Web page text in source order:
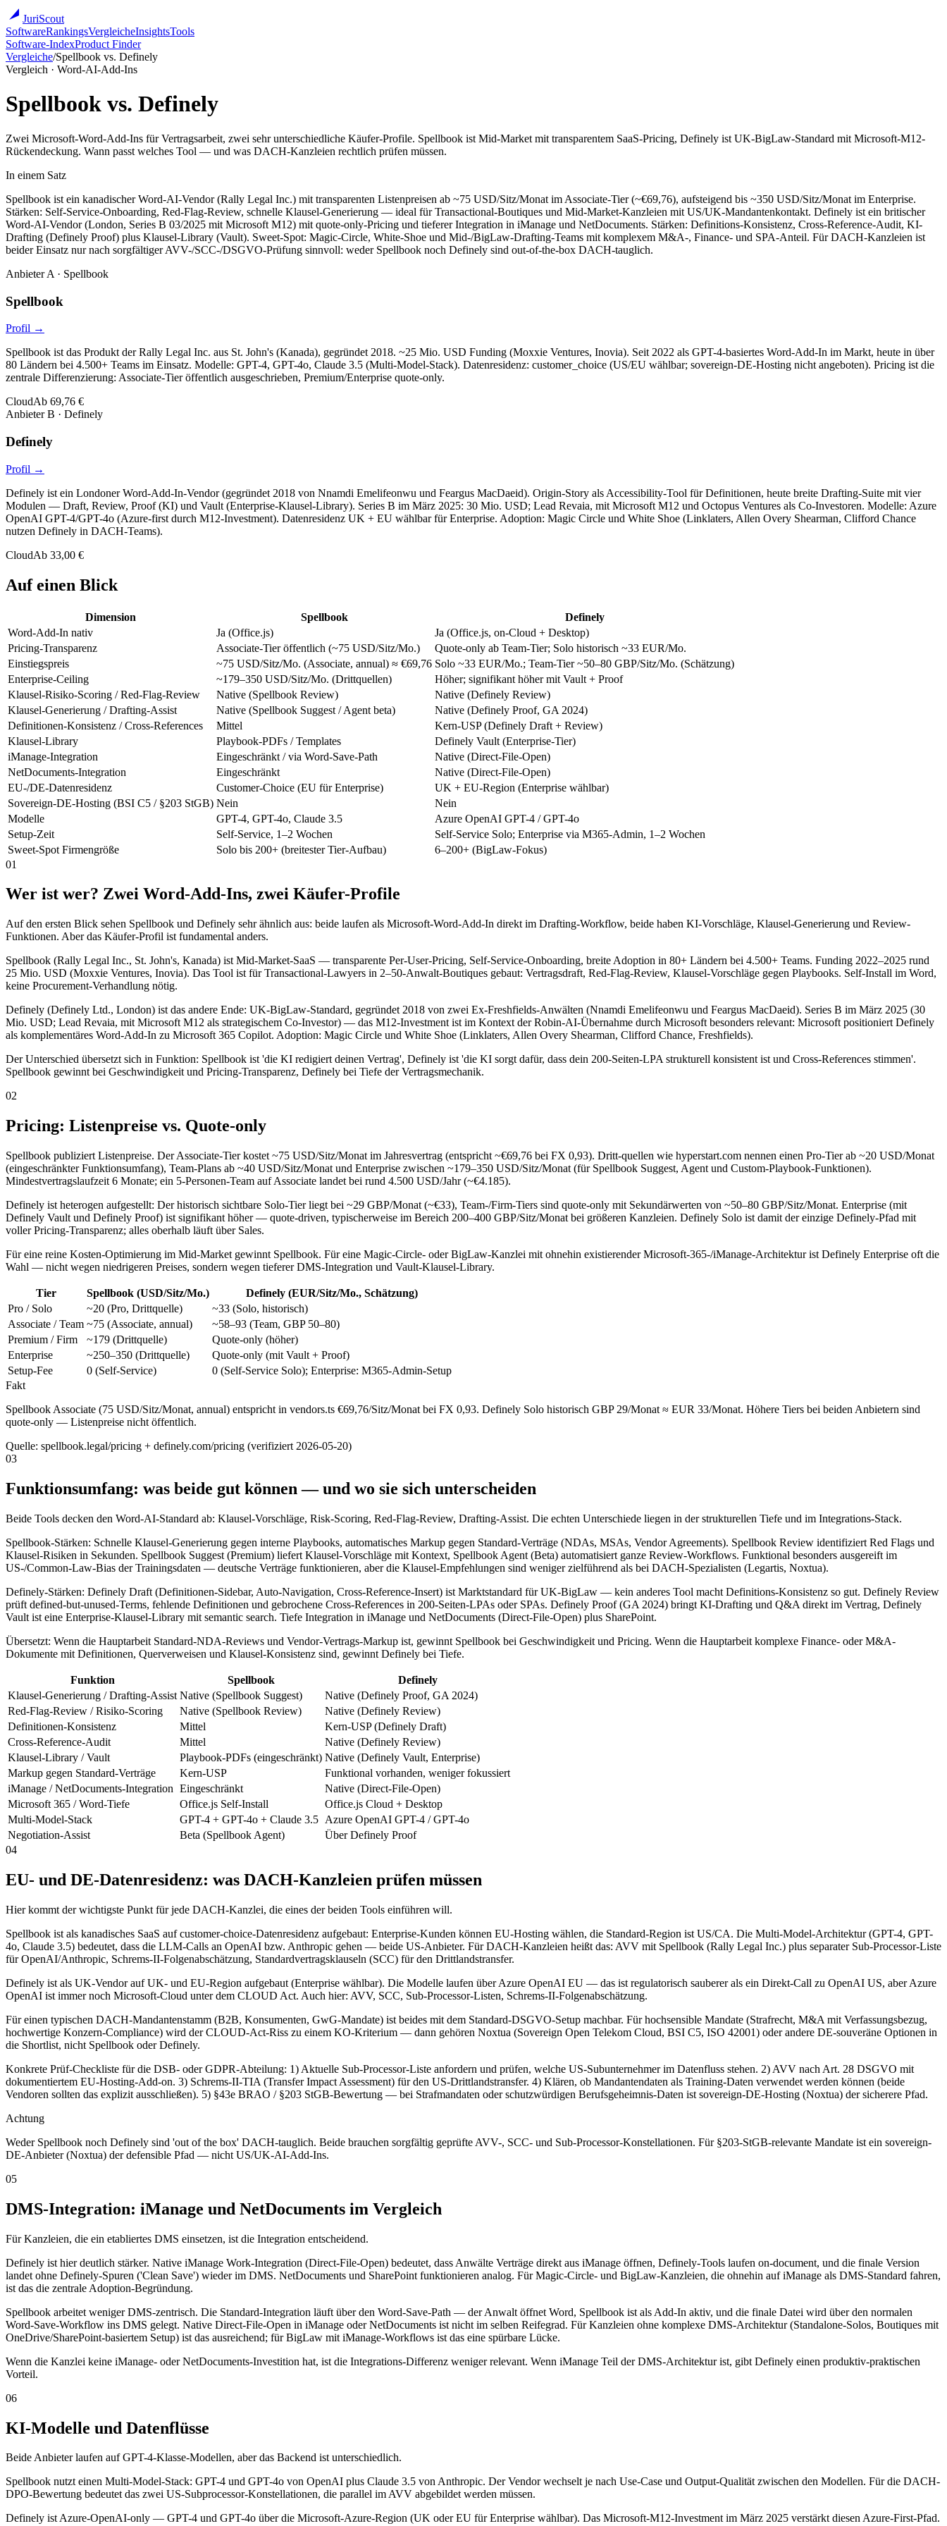
JuriScout
SoftwareRankingsVergleicheInsightsTools
Software-IndexProduct Finder
Vergleiche/Spellbook vs. Definely
Vergleich · Word-AI-Add-Ins
Spellbook vs. Definely
Zwei Microsoft-Word-Add-Ins für Vertragsarbeit, zwei sehr unterschiedliche Käufer-Profile. Spellbook ist Mid-Market mit transparentem SaaS-Pricing, Definely ist UK-BigLaw-Standard mit Microsoft-M12-
Rückendeckung. Wann passt welches Tool — und was DACH-Kanzleien rechtlich prüfen müssen.
In einem Satz
Spellbook ist ein kanadischer Word-AI-Vendor (Rally Legal Inc.) mit transparenten Listenpreisen ab ~75 USD/Sitz/Monat im Associate-Tier (~€69,76), aufsteigend bis ~350 USD/Sitz/Monat im Enterprise.
Stärken: Self-Service-Onboarding, Red-Flag-Review, schnelle Klausel-Generierung — ideal für Transactional-Boutiques und Mid-Market-Kanzleien mit US/UK-Mandantenkontakt. Definely ist ein britischer
Word-AI-Vendor (London, Series B 03/2025 mit Microsoft M12) mit quote-only-Pricing und tieferer Integration in iManage und NetDocuments. Stärken: Definitions-Konsistenz, Cross-Reference-Audit, KI-
Drafting (Definely Proof) plus Klausel-Library (Vault). Sweet-Spot: Magic-Circle, White-Shoe und Mid-/BigLaw-Drafting-Teams mit komplexem M&A-, Finance- und SPA-Anteil. Für DACH-Kanzleien ist
beider Einsatz nur nach sorgfältiger AVV-/SCC-/DSGVO-Prüfung sinnvoll: weder Spellbook noch Definely sind out-of-the-box DACH-tauglich.
AnbieterA · Spellbook
Spellbook
Profil →
Spellbook ist das Produkt der Rally Legal Inc. aus St. John's (Kanada), gegründet 2018. ~25 Mio. USD Funding (Moxxie Ventures, Inovia). Seit 2022 als GPT-4-basiertes Word-Add-In im Markt, heute in über
80 Ländern bei 4.500+ Teams im Einsatz. Modelle: GPT-4, GPT-4o, Claude 3.5 (Multi-Model-Stack). Datenresidenz: customer_choice (US/EU wählbar; sovereign-DE-Hosting nicht angeboten). Pricing ist die
zentrale Differenzierung: Associate-Tier öffentlich ausgeschrieben, Premium/Enterprise quote-only.
CloudAb 69,76 €
AnbieterB · Definely
Definely
Profil →
Definely ist ein Londoner Word-Add-In-Vendor (gegründet 2018 von Nnamdi Emelifeonwu und Feargus MacDaeid). Origin-Story als Accessibility-Tool für Definitionen, heute breite Drafting-Suite mit vier
Modulen — Draft, Review, Proof (KI) und Vault (Enterprise-Klausel-Library). Series B im März 2025: 30 Mio. USD; Lead Revaia, mit Microsoft M12 und Octopus Ventures als Co-Investoren. Modelle: Azure
OpenAI GPT-4/GPT-4o (Azure-first durch M12-Investment). Datenresidenz UK + EU wählbar für Enterprise. Adoption: Magic Circle und White Shoe (Linklaters, Allen Overy Shearman, Clifford Chance
nutzen Definely in DACH-Teams).
CloudAb 33,00 €
Auf einen Blick
Dimension Spellbook
Definely
Word-Add-In nativ
Ja (Office.js)
Ja (Office.js, on-Cloud + Desktop)
Pricing-Transparenz
Associate-Tier öffentlich (~75 USD/Sitz/Mo.)
Quote-only ab Team-Tier; Solo historisch ~33 EUR/Mo.
Einstiegspreis
~75 USD/Sitz/Mo. (Associate, annual) ≈ €69,76 Solo ~33 EUR/Mo.; Team-Tier ~50–80 GBP/Sitz/Mo. (Schätzung)
Enterprise-Ceiling
~179–350 USD/Sitz/Mo. (Drittquellen)
Höher; signifikant höher mit Vault + Proof
Klausel-Risiko-Scoring / Red-Flag-Review
Native (Spellbook Review)
Native (Definely Review)
Klausel-Generierung / Drafting-Assist
Native (Spellbook Suggest / Agent beta)
Native (Definely Proof, GA 2024)
Definitionen-Konsistenz / Cross-References
Mittel
Kern-USP (Definely Draft + Review)
Klausel-Library
Playbook-PDFs / Templates
Definely Vault (Enterprise-Tier)
iManage-Integration
Eingeschränkt / via Word-Save-Path
Native (Direct-File-Open)
NetDocuments-Integration
Eingeschränkt
Native (Direct-File-Open)
EU-/DE-Datenresidenz
Customer-Choice (EU für Enterprise)
UK + EU-Region (Enterprise wählbar)
Sovereign-DE-Hosting (BSI C5 / §203 StGB) Nein
Nein
Modelle
GPT-4, GPT-4o, Claude 3.5
Azure OpenAI GPT-4 / GPT-4o
Setup-Zeit
Self-Service, 1–2 Wochen
Self-Service Solo; Enterprise via M365-Admin, 1–2 Wochen
Sweet-Spot Firmengröße
Solo bis 200+ (breitester Tier-Aufbau)
6–200+ (BigLaw-Fokus)
01
Wer ist wer? Zwei Word-Add-Ins, zwei Käufer-Profile
Auf den ersten Blick sehen Spellbook und Definely sehr ähnlich aus: beide laufen als Microsoft-Word-Add-In direkt im Drafting-Workflow, beide haben KI-Vorschläge, Klausel-Generierung und Review-
Funktionen. Aber das Käufer-Profil ist fundamental anders.
Spellbook (Rally Legal Inc., St. John's, Kanada) ist Mid-Market-SaaS — transparente Per-User-Pricing, Self-Service-Onboarding, breite Adoption in 80+ Ländern bei 4.500+ Teams. Funding 2022–2025 rund
25 Mio. USD (Moxxie Ventures, Inovia). Das Tool ist für Transactional-Lawyers in 2–50-Anwalt-Boutiques gebaut: Vertragsdraft, Red-Flag-Review, Klausel-Vorschläge gegen Playbooks. Self-Install im Word,
keine Procurement-Verhandlung nötig.
Definely (Definely Ltd., London) ist das andere Ende: UK-BigLaw-Standard, gegründet 2018 von zwei Ex-Freshfields-Anwälten (Nnamdi Emelifeonwu und Feargus MacDaeid). Series B im März 2025 (30
Mio. USD; Lead Revaia, mit Microsoft M12 als strategischem Co-Investor) — das M12-Investment ist im Kontext der Robin-AI-Übernahme durch Microsoft besonders relevant: Microsoft positioniert Definely
als komplementäres Word-Add-In zu Microsoft 365 Copilot. Adoption: Magic Circle und White Shoe (Linklaters, Allen Overy Shearman, Clifford Chance, Freshfields).
Der Unterschied übersetzt sich in Funktion: Spellbook ist 'die KI redigiert deinen Vertrag', Definely ist 'die KI sorgt dafür, dass dein 200-Seiten-LPA strukturell konsistent ist und Cross-References stimmen'.
Spellbook gewinnt bei Geschwindigkeit und Pricing-Transparenz, Definely bei Tiefe der Vertragsmechanik.
02
Pricing: Listenpreise vs. Quote-only
Spellbook publiziert Listenpreise. Der Associate-Tier kostet ~75 USD/Sitz/Monat im Jahresvertrag (entspricht ~€69,76 bei FX 0,93). Dritt-quellen wie hyperstart.com nennen einen Pro-Tier ab ~20 USD/Monat
(eingeschränkter Funktionsumfang), Team-Plans ab ~40 USD/Sitz/Monat und Enterprise zwischen ~179–350 USD/Sitz/Monat (für Spellbook Suggest, Agent und Custom-Playbook-Funktionen).
Mindestvertragslaufzeit 6 Monate; ein 5-Personen-Team auf Associate landet bei rund 4.500 USD/Jahr (~€4.185).
Definely ist heterogen aufgestellt: Der historisch sichtbare Solo-Tier liegt bei ~29 GBP/Monat (~€33), Team-/Firm-Tiers sind quote-only mit Sekundärwerten von ~50–80 GBP/Sitz/Monat. Enterprise (mit
Definely Vault und Definely Proof) ist signifikant höher — quote-driven, typischerweise im Bereich 200–400 GBP/Sitz/Monat bei größeren Kanzleien. Definely Solo ist damit der einzige Definely-Pfad mit
voller Pricing-Transparenz; alles oberhalb läuft über Sales.
Für eine reine Kosten-Optimierung im Mid-Market gewinnt Spellbook. Für eine Magic-Circle- oder BigLaw-Kanzlei mit ohnehin existierender Microsoft-365-/iManage-Architektur ist Definely Enterprise oft die
Wahl — nicht wegen niedrigeren Preises, sondern wegen tieferer DMS-Integration und Vault-Klausel-Library.
Tier Spellbook (USD/Sitz/Mo.)
Definely (EUR/Sitz/Mo., Schätzung)
Pro / Solo
~20 (Pro, Drittquelle)
~33 (Solo, historisch)
Associate / Team ~75 (Associate, annual)
~58–93 (Team, GBP 50–80)
Premium / Firm
~179 (Drittquelle)
Quote-only (höher)
Enterprise
~250–350 (Drittquelle)
Quote-only (mit Vault + Proof)
Setup-Fee
0 (Self-Service)
0 (Self-Service Solo); Enterprise: M365-Admin-Setup
Fakt
Spellbook Associate (75 USD/Sitz/Monat, annual) entspricht in vendors.ts €69,76/Sitz/Monat bei FX 0,93. Definely Solo historisch GBP 29/Monat ≈ EUR 33/Monat. Höhere Tiers bei beiden Anbietern sind
quote-only — Listenpreise nicht öffentlich.
Quelle: spellbook.legal/pricing + definely.com/pricing (verifiziert 2026-05-20)
03
Funktionsumfang: was beide gut können — und wo sie sich unterscheiden
Beide Tools decken den Word-AI-Standard ab: Klausel-Vorschläge, Risk-Scoring, Red-Flag-Review, Drafting-Assist. Die echten Unterschiede liegen in der strukturellen Tiefe und im Integrations-Stack.
Spellbook-Stärken: Schnelle Klausel-Generierung gegen interne Playbooks, automatisches Markup gegen Standard-Verträge (NDAs, MSAs, Vendor Agreements). Spellbook Review identifiziert Red Flags und
Klausel-Risiken in Sekunden. Spellbook Suggest (Premium) liefert Klausel-Vorschläge mit Kontext, Spellbook Agent (Beta) automatisiert ganze Review-Workflows. Funktional besonders ausgereift im
US-/Common-Law-Bias der Trainingsdaten — deutsche Verträge funktionieren, aber die Klausel-Empfehlungen sind weniger zielführend als bei DACH-Spezialisten (Legartis, Noxtua).
Definely-Stärken: Definely Draft (Definitionen-Sidebar, Auto-Navigation, Cross-Reference-Insert) ist Marktstandard für UK-BigLaw — kein anderes Tool macht Definitions-Konsistenz so gut. Definely Review
prüft defined-but-unused-Terms, fehlende Definitionen und gebrochene Cross-References in 200-Seiten-LPAs oder SPAs. Definely Proof (GA 2024) bringt KI-Drafting und Q&A direkt im Vertrag, Definely
Vault ist eine Enterprise-Klausel-Library mit semantic search. Tiefe Integration in iManage und NetDocuments (Direct-File-Open) plus SharePoint.
Übersetzt: Wenn die Hauptarbeit Standard-NDA-Reviews und Vendor-Vertrags-Markup ist, gewinnt Spellbook bei Geschwindigkeit und Pricing. Wenn die Hauptarbeit komplexe Finance- oder M&A-
Dokumente mit Definitionen, Querverweisen und Klausel-Konsistenz sind, gewinnt Definely bei Tiefe.
Funktion Spellbook
Definely
Klausel-Generierung / Drafting-Assist Native (Spellbook Suggest)
Native (Definely Proof, GA 2024)
Red-Flag-Review / Risiko-Scoring
Native (Spellbook Review)
Native (Definely Review)
Definitionen-Konsistenz
Mittel
Kern-USP (Definely Draft)
Cross-Reference-Audit
Mittel
Native (Definely Review)
Klausel-Library / Vault
Playbook-PDFs (eingeschränkt) Native (Definely Vault, Enterprise)
Markup gegen Standard-Verträge
Kern-USP
Funktional vorhanden, weniger fokussiert
iManage / NetDocuments-Integration Eingeschränkt
Native (Direct-File-Open)
Microsoft 365 / Word-Tiefe
Office.js Self-Install
Office.js Cloud + Desktop
Multi-Model-Stack
GPT-4 + GPT-4o + Claude 3.5 Azure OpenAI GPT-4 / GPT-4o
Negotiation-Assist
Beta (Spellbook Agent)
Über Definely Proof
04
EU- und DE-Datenresidenz: was DACH-Kanzleien prüfen müssen
Hier kommt der wichtigste Punkt für jede DACH-Kanzlei, die eines der beiden Tools einführen will.
Spellbook ist als kanadisches SaaS auf customer-choice-Datenresidenz aufgebaut: Enterprise-Kunden können EU-Hosting wählen, die Standard-Region ist US/CA. Die Multi-Model-Architektur (GPT-4, GPT-
4o, Claude 3.5) bedeutet, dass die LLM-Calls an OpenAI bzw. Anthropic gehen — beide US-Anbieter. Für DACH-Kanzleien heißt das: AVV mit Spellbook (Rally Legal Inc.) plus separater Sub-Processor-Liste
für OpenAI/Anthropic, Schrems-II-Folgenabschätzung, Standardvertragsklauseln (SCC) für den Drittlandstransfer.
Definely ist als UK-Vendor auf UK- und EU-Region aufgebaut (Enterprise wählbar). Die Modelle laufen über Azure OpenAI EU — das ist regulatorisch sauberer als ein Direkt-Call zu OpenAI US, aber Azure
OpenAI ist immer noch Microsoft-Cloud unter dem CLOUD Act. Auch hier: AVV, SCC, Sub-Processor-Listen, Schrems-II-Folgenabschätzung.
Für einen typischen DACH-Mandantenstamm (B2B, Konsumenten, GwG-Mandate) ist beides mit dem Standard-DSGVO-Setup machbar. Für hochsensible Mandate (Strafrecht, M&A mit Verfassungsbezug,
hochwertige Konzern-Compliance) wird der CLOUD-Act-Riss zu einem KO-Kriterium — dann gehören Noxtua (Sovereign Open Telekom Cloud, BSI C5, ISO 42001) oder andere DE-souveräne Optionen in
die Shortlist, nicht Spellbook oder Definely.
Konkrete Prüf-Checkliste für die DSB- oder GDPR-Abteilung: 1) Aktuelle Sub-Processor-Liste anfordern und prüfen, welche US-Subunternehmer im Datenfluss stehen. 2) AVV nach Art. 28 DSGVO mit
dokumentiertem EU-Hosting-Add-on. 3) Schrems-II-TIA (Transfer Impact Assessment) für den US-Drittlandstransfer. 4) Klären, ob Mandantendaten als Training-Daten verwendet werden können (beide
Vendoren sollten das explizit ausschließen). 5) §43e BRAO / §203 StGB-Bewertung — bei Strafmandaten oder schutzwürdigen Berufsgeheimnis-Daten ist sovereign-DE-Hosting (Noxtua) der sicherere Pfad.
Achtung
Weder Spellbook noch Definely sind 'out of the box' DACH-tauglich. Beide brauchen sorgfältig geprüfte AVV-, SCC- und Sub-Processor-Konstellationen. Für §203-StGB-relevante Mandate ist ein sovereign-
DE-Anbieter (Noxtua) der defensible Pfad — nicht US/UK-AI-Add-Ins.
05
DMS-Integration: iManage und NetDocuments im Vergleich
Für Kanzleien, die ein etabliertes DMS einsetzen, ist die Integration entscheidend.
Definely ist hier deutlich stärker. Native iManage Work-Integration (Direct-File-Open) bedeutet, dass Anwälte Verträge direkt aus iManage öffnen, Definely-Tools laufen on-document, und die finale Version
landet ohne Definely-Spuren ('Clean Save') wieder im DMS. NetDocuments und SharePoint funktionieren analog. Für Magic-Circle- und BigLaw-Kanzleien, die ohnehin auf iManage als DMS-Standard fahren,
ist das die zentrale Adoption-Begründung.
Spellbook arbeitet weniger DMS-zentrisch. Die Standard-Integration läuft über den Word-Save-Path — der Anwalt öffnet Word, Spellbook ist als Add-In aktiv, und die finale Datei wird über den normalen
Word-Save-Workflow ins DMS gelegt. Native Direct-File-Open in iManage oder NetDocuments ist nicht im selben Reifegrad. Für Kanzleien ohne komplexe DMS-Architektur (Standalone-Solos, Boutiques mit
OneDrive/SharePoint-basiertem Setup) ist das ausreichend; für BigLaw mit iManage-Workflows ist das eine spürbare Lücke.
Wenn die Kanzlei keine iManage- oder NetDocuments-Investition hat, ist die Integrations-Differenz weniger relevant. Wenn iManage Teil der DMS-Architektur ist, gibt Definely einen produktiv-praktischen
Vorteil.
06
KI-Modelle und Datenflüsse
Beide Anbieter laufen auf GPT-4-Klasse-Modellen, aber das Backend ist unterschiedlich.
Spellbook nutzt einen Multi-Model-Stack: GPT-4 und GPT-4o von OpenAI plus Claude 3.5 von Anthropic. Der Vendor wechselt je nach Use-Case und Output-Qualität zwischen den Modellen. Für die DACH-
DPO-Bewertung bedeutet das zwei US-Subprocessor-Konstellationen, die parallel im AVV abgebildet werden müssen.
Definely ist Azure-OpenAI-only — GPT-4 und GPT-4o über die Microsoft-Azure-Region (UK oder EU für Enterprise wählbar). Das Microsoft-M12-Investment im März 2025 verstärkt diesen Azure-First-Pfad.